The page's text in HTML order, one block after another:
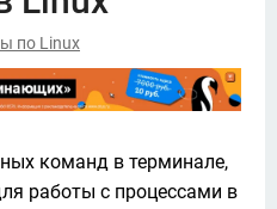
по Linux
команд в терминале,